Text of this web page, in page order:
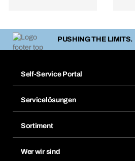
PUSHING THE LIMITS.
Self-Service Portal
Merklisten
Nachbestellung
Dauerauftrag
Servicelösungen
Gefahrenstoffdatenbank
Sortiment
Wer wir sind